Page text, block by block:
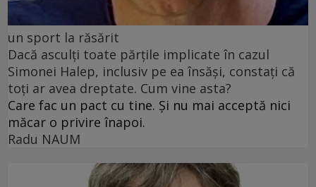
un sport la răsărit
Dacă asculți toate părțile implicate în cazul
Simonei Halep, inclusiv pe ea însăși, constați că
toți ar avea dreptate. Cum vine asta?
Care fac un pact cu tine. Și nu mai acceptă nici
măcar o privire înapoi.
Radu NAUM